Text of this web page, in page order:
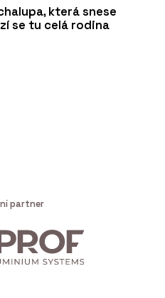
která snese
se tu celá rodina
partner